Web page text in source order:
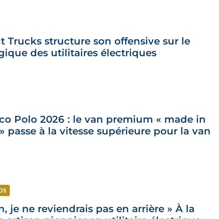
Trucks structure son offensive sur le
des utilitaires électriques
Polo 2026 : le van premium « made in
passe à la vitesse supérieure pour la van
je ne reviendrais pas en arrière » À la